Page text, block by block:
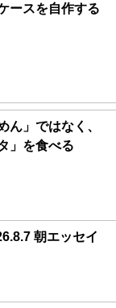
ースを自作する
ん」ではなく、
」を食べる
朝エッセイ